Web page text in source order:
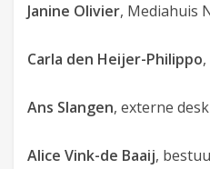
Janine Olivier, Mediahuis
Carla den Heijer-Philippo
Ans Slangen, externe
Alice Vink-de Baaij,